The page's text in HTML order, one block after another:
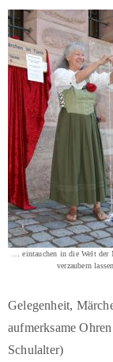
… eintauchen in die Welt der
verzaubern
Gelegenheit,
aufmerksame
Schulalter)